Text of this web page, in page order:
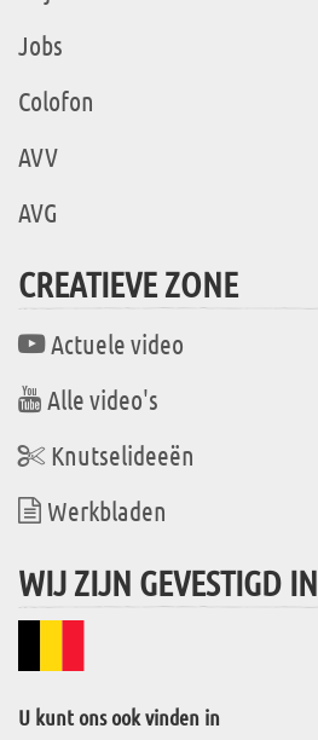
Jobs
Colofon
AVV
AVG
CREATIEVE ZONE
Actuele video
Alle video's
Knutselideeën
Werkbladen
WIJ ZIJN GEVESTIGD IN
U kunt ons ook vinden in